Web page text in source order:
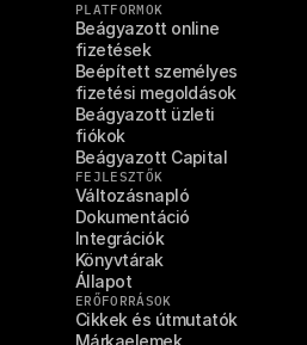
PLATFORMOK
Beágyazott online
fizetések
Beépített személyes
fizetési megoldások
Beágyazott üzleti
fiókok
Beágyazott Capital
FEJLESZTŐK
Változásnapló
Dokumentáció
Integrációk
Könyvtárak
Állapot
ERŐFORRÁSOK
Cikkek és útmutatók
Márkaelemek